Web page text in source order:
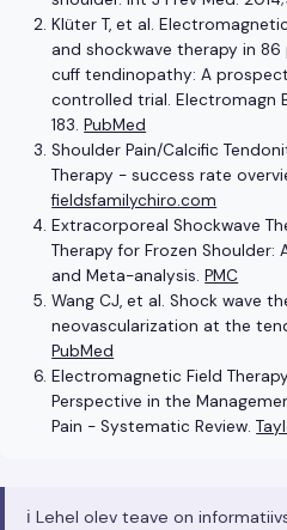
Klüter T, et al.
and shockwave therapy in
cuff tendinopathy: A
controlled trial. Electromagn
183.PubMed
Shoulder Pain/Calcific
Therapy - success rate
fieldsfamilychiro.com
Extracorporeal Shockwave
Therapy for Frozen Shoulder:
and Meta-analysis.PMC
Wang CJ, et al. Shock wave
neovascularization at the
PubMed
Electromagnetic Field
Perspective in the
Pain - Systematic Review.
ℹ️ Lehel olev teave on